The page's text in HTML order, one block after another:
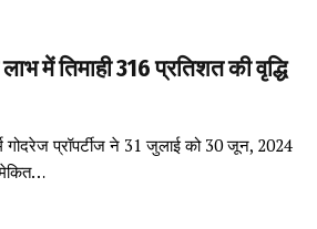
में तिमाही 316 प्रतिशत की वृद्धि
गोदरेज प्रॉपर्टीज ने 31 जुलाई को 30 जून, 2024